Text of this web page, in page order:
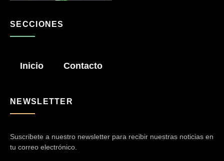
SECCIONES
Inicio Contacto
NEWSLETTER
Suscribete a nuestro newsletter para recibir nuestras noticias en
tu correo electrónico.